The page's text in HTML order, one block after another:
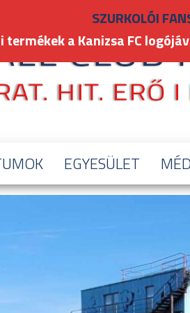
EGYESÜLET
SZURKOLÓI
termékek a Kanizsa FC